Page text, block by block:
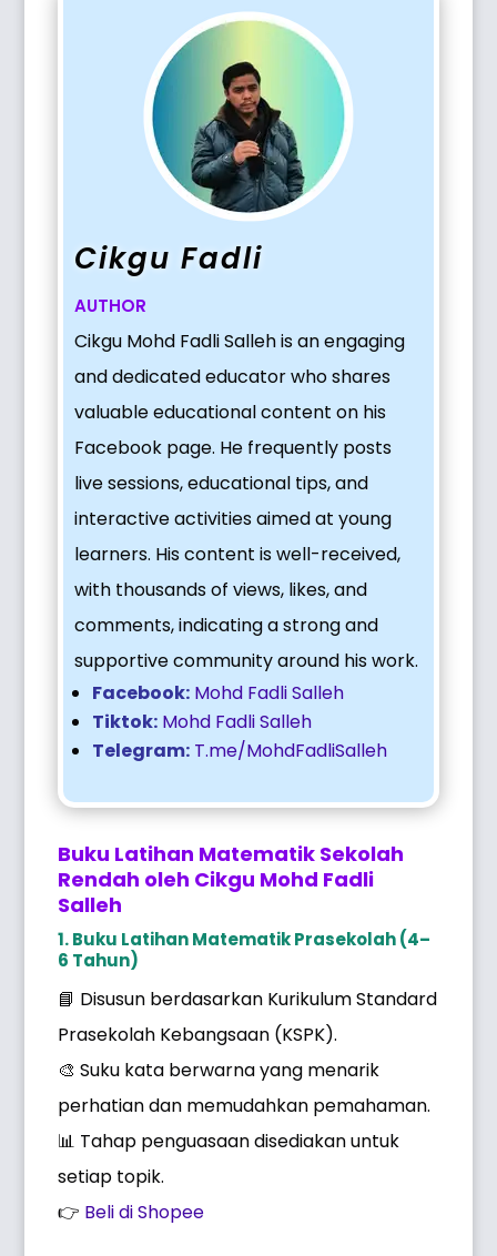
Cikgu Fadli
AUTHOR
Cikgu Mohd Fadli Salleh is an engaging
and dedicated educator who shares
valuable educational content on his
Facebook page. He frequently posts
live sessions, educational tips, and
interactive activities aimed at young
learners. His content is well-received,
with thousands of views, likes, and
comments, indicating a strong and
supportive community around his work.
Facebook: Mohd Fadli Salleh
Tiktok: Mohd Fadli Salleh
Telegram: T.me/MohdFadliSalleh
Buku Latihan Matematik Sekolah
Rendah oleh Cikgu Mohd Fadli
Salleh
1. Buku Latihan Matematik Prasekolah (4–
6 Tahun)
📘 Disusun berdasarkan Kurikulum Standard
Prasekolah Kebangsaan (KSPK).
🎨 Suku kata berwarna yang menarik
perhatian dan memudahkan pemahaman.
📊 Tahap penguasaan disediakan untuk
setiap topik.
👉 Beli di Shopee